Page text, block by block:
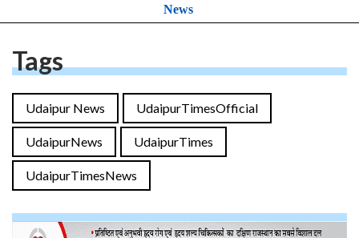
News
Tags
Udaipur News UdaipurTimesOfficial
UdaipurNews UdaipurTimes
UdaipurTimesNews